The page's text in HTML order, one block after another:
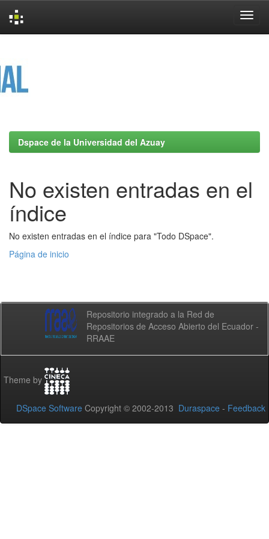
Dspace de la Universidad del Azuay
No existen entradas en el
índice
No existen entradas en el índice para "Todo DSpace".
Página de inicio
Repositorio integrado a la Red de
Repositorios de Acceso Abierto del Ecuador -
RRAAE
Theme by
DSpace Software Copyright © 2002-2013 Duraspace - Feedback